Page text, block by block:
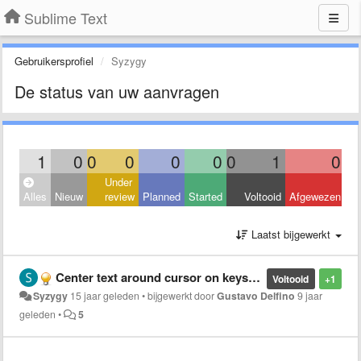
Sublime Text
Gebruikersprofiel Syzygy
De status van uw aanvragen
1 0 0 0 0 0 0 1 0
Alles Nieuw
Under
review Planned Started Voltooid Afgewezen
Laatst bijgewerkt
+1
Voltooid
Center text around cursor on keystroke
Syzygy 15 jaar geleden •bijgewerkt doorGustavo Delfino 9 jaar
geleden • 5